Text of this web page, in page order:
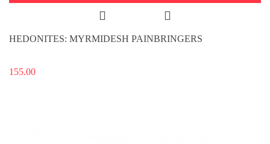
HEDONITES: MYRMIDESH PAINBRINGERS
155.00